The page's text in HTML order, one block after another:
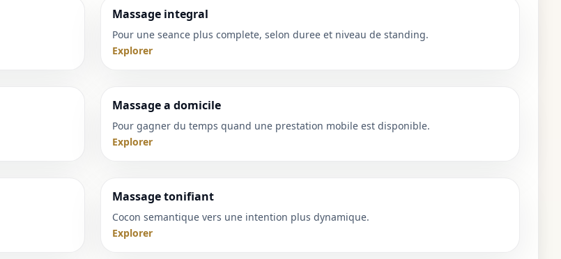
Massage integral
Pour une seance plus complete, selon duree et niveau de standing.
Explorer
Massage a domicile
Pour gagner du temps quand une prestation mobile est disponible.
Explorer
Massage tonifiant
Cocon semantique vers une intention plus dynamique.
Explorer